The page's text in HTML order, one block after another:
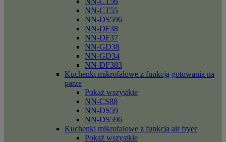
NN-CT55
NN-DS596
NN-DF38
NN-DF37
NN-GD38
NN-GD34
NN-DF383
Kuchenki mikrofalowe z funkcją gotowania na
parze
Pokaż wszystkie
NN-CS88
NN-DS59
NN-DS596
Kuchenki mikrofalowe z funkcja air fryer
Pokaż wszystkie